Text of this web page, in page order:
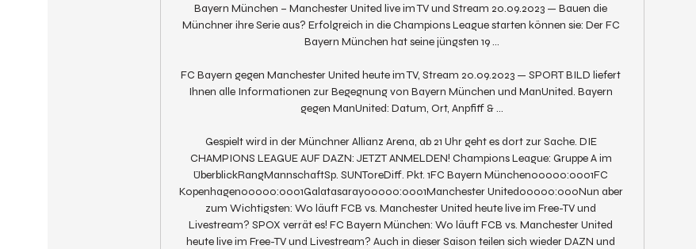
Bayern München – Manchester United live im TV und Stream 20.09.2023 — Bauen die
Münchner ihre Serie aus? Erfolgreich in die Champions League starten können sie: Der FC
Bayern München hat seine jüngsten 19 ...
FC Bayern gegen Manchester United heute im TV, Stream 20.09.2023 — SPORT BILD liefert
Ihnen alle Informationen zur Begegnung von Bayern München und ManUnited. Bayern
gegen ManUnited: Datum, Ort, Anpfiff & ...
Gespielt wird in der Münchner Allianz Arena, ab 21 Uhr geht es dort zur Sache. DIE
CHAMPIONS LEAGUE AUF DAZN: JETZT ANMELDEN! Champions League: Gruppe A im
ÜberblickRangMannschaftSp. SUNToreDiff. Pkt. 1FC Bayern München00000:0001FC
Kopenhagen00000:0001Galatasaray00000:0001Manchester United00000:000Nun aber
zum Wichtigsten: Wo läuft FCB vs. Manchester United heute live im Free-TV und
Livestream? SPOX verrät es! FC Bayern München: Wo läuft FCB vs. Manchester United
heute live im Free-TV und Livestream? Auch in dieser Saison teilen sich wieder DAZN und